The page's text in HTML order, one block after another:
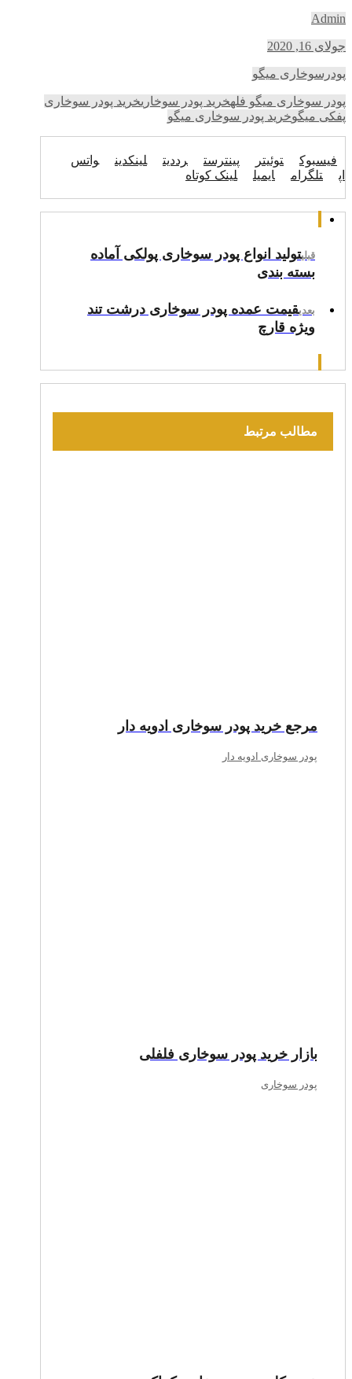
Admin
جولای 16, 2020
پودرسوخاری میگو
پودر سوخاری میگو فلهخرید پودر سوخاریخرید پودر سوخاری
پفکی میگوخرید پودر سوخاری میگو
فیسبوک توئیتر پینترست رددیت لینکدین
واتس
اپ
تلگرام ایمیل لینک کوتاه
قبلیتولید انواع پودر سوخاری پولکی آماده
بسته بندی
بعدیقیمت عمده پودر سوخاری درشت تند
ويژه قارچ
مطالب مرتبط
مرجع خرید پودر سوخاری ادویه دار
پودر سوخاری ادویه دار
بازار خرید پودر سوخاری فلفلی
پودر سوخاری